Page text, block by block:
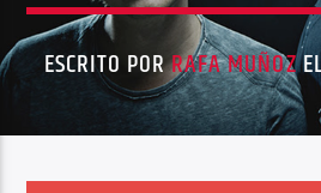
ESCRITO PORRAFA MUÑOZ